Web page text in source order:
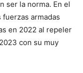
ser la norma. En el
armadas
en 2022 al repeler
con su muy